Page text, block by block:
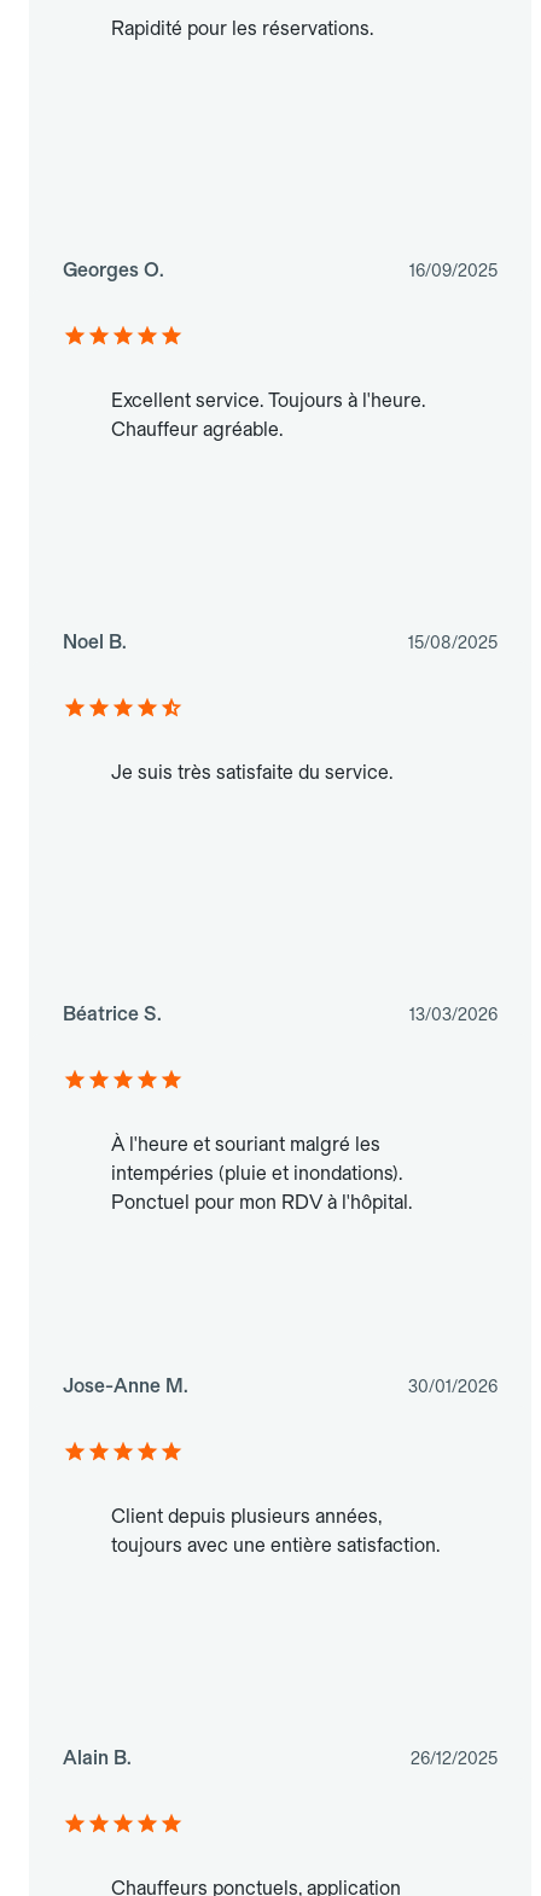
Rapidité pour les réservations.
Georges O. 16/09/2025
Excellent service. Toujours à l'heure.
Chauffeur agréable.
Noel B. 15/08/2025
Je suis très satisfaite du service.
Béatrice S. 13/03/2026
À l'heure et souriant malgré les
intempéries (pluie et inondations).
Ponctuel pour mon RDV à l'hôpital.
Jose-Anne M. 30/01/2026
Client depuis plusieurs années,
toujours avec une entière satisfaction.
Alain B. 26/12/2025
Chauffeurs ponctuels, application